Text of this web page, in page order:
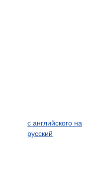
с английского на
русский